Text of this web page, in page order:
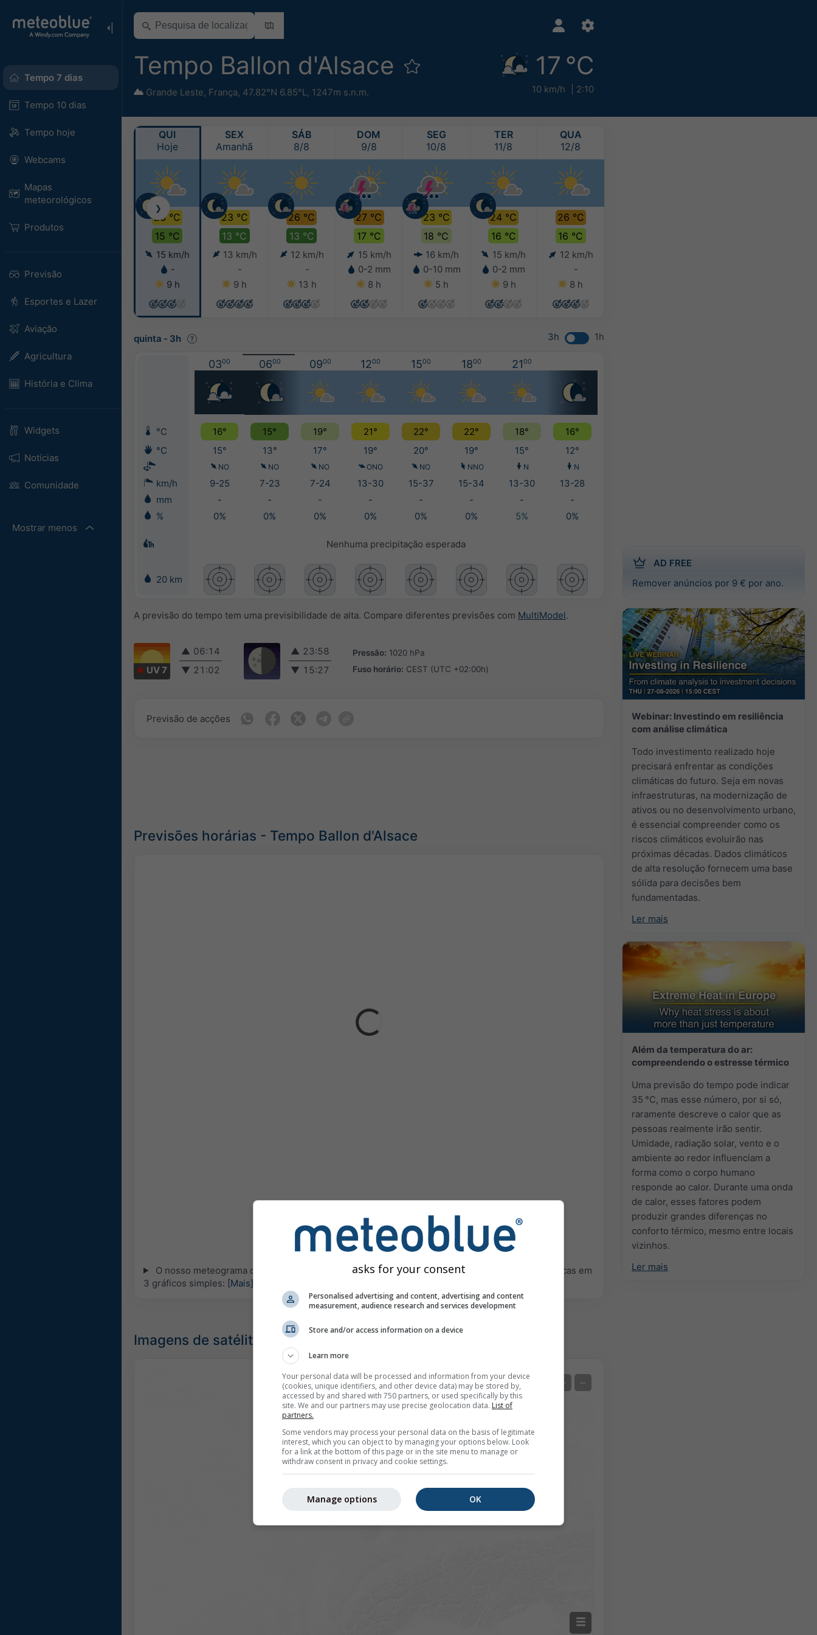
Tempo 7 dias
Tempo 10 dias
Tempo hoje
Webcams
Mapas
meteorológicos
Produtos
Previsão
Esportes e Lazer
Aviação
Agricultura
História e Clima
Widgets
Notícias
Comunidade
Mostrar menos
Tempo Ballon d'Alsace
Grande Leste, França, 47.82°N 6.85°L, 1247m s.n.m.
17 °C
10 km/h 2:10
AD FREE
Remover anúncios por 9 € por ano.
Webinar: Investindo em resiliência
com análise climática
Todo investimento realizado hoje
precisará enfrentar as condições
climáticas do futuro. Seja em novas
infraestruturas, na modernização de
ativos ou no desenvolvimento urbano,
é essencial compreender como os
riscos climáticos evoluirão nas
próximas décadas. Dados climáticos
de alta resolução fornecem uma base
sólida para decisões bem
fundamentadas.
Ler mais
Além da temperatura do ar:
compreendendo o estresse térmico
Uma previsão do tempo pode indicar
35 °C, mas esse número, por si só,
raramente descreve o calor que as
pessoas realmente irão sentir.
Umidade, radiação solar, vento e o
ambiente ao redor influenciam a
forma como o corpo humano
responde ao calor. Durante uma onda
de calor, esses fatores podem
produzir grandes diferenças no
conforto térmico, mesmo entre locais
vizinhos.
Ler mais
QUI
Hoje
23 °C
15 °C
15 km/h
-
9 h
SEX
Amanhã
23 °C
13 °C
13 km/h
-
9 h
SÁB
8/8
26 °C
13 °C
12 km/h
-
13 h
DOM
9/8
27 °C
17 °C
15 km/h
0-2 mm
8 h
SEG
10/8
23 °C
18 °C
16 km/h
0-10 mm
5 h
TER
11/8
24 °C
16 °C
15 km/h
0-2 mm
9 h
QUA
12/8
26 °C
16 °C
12 km/h
-
8 h
❯
quinta - 3h 3h 1h
0300 0600 0900 1200 1500 1800 2100
°C 16° 15° 19° 21° 22° 22° 18°
16°
°C
15° 13° 17° 19° 20° 19° 15° 12°
NO NO NO ONO NO NNO N N
km/h 9-25 7-23 7-24 13-30 15-37 15-34 13-30
13-28
mm
- - - - - - -
-
%
0% 0% 0% 0% 0% 0% 5% 0%
Nenhuma precipitação esperada
20 km
A previsão do tempo tem uma previsibilidade de alta. Compare diferentes previsões com MultiModel.
UV 7
▲ 06:14
▼ 21:02
▲ 23:58
▼ 15:27
Pressão: 1020 hPa
Fuso horário: CEST (UTC +02:00h)
Previsão de acções
Previsões horárias - Tempo Ballon d'Alsace
O nosso meteograma de 5 dias para Ballon d'Alsace oferece todas as informações meteorológicas em
3 gráficos simples: [Mais]
Imagens de satélite, França
+ −
asks for your consent
Personalised advertising and content, advertising and content
measurement, audience research and services development
Store and/or access information on a device
Learn more
Your personal data will be processed and information from your device
(cookies, unique identifiers, and other device data) may be stored by,
accessed by and shared with 750 partners, or used specifically by this
site. We and our partners may use precise geolocation data. List of
partners.
Some vendors may process your personal data on the basis of legitimate
interest, which you can object to by managing your options below. Look
for a link at the bottom of this page or in the site menu to manage or
withdraw consent in privacy and cookie settings.
OK
Manage options